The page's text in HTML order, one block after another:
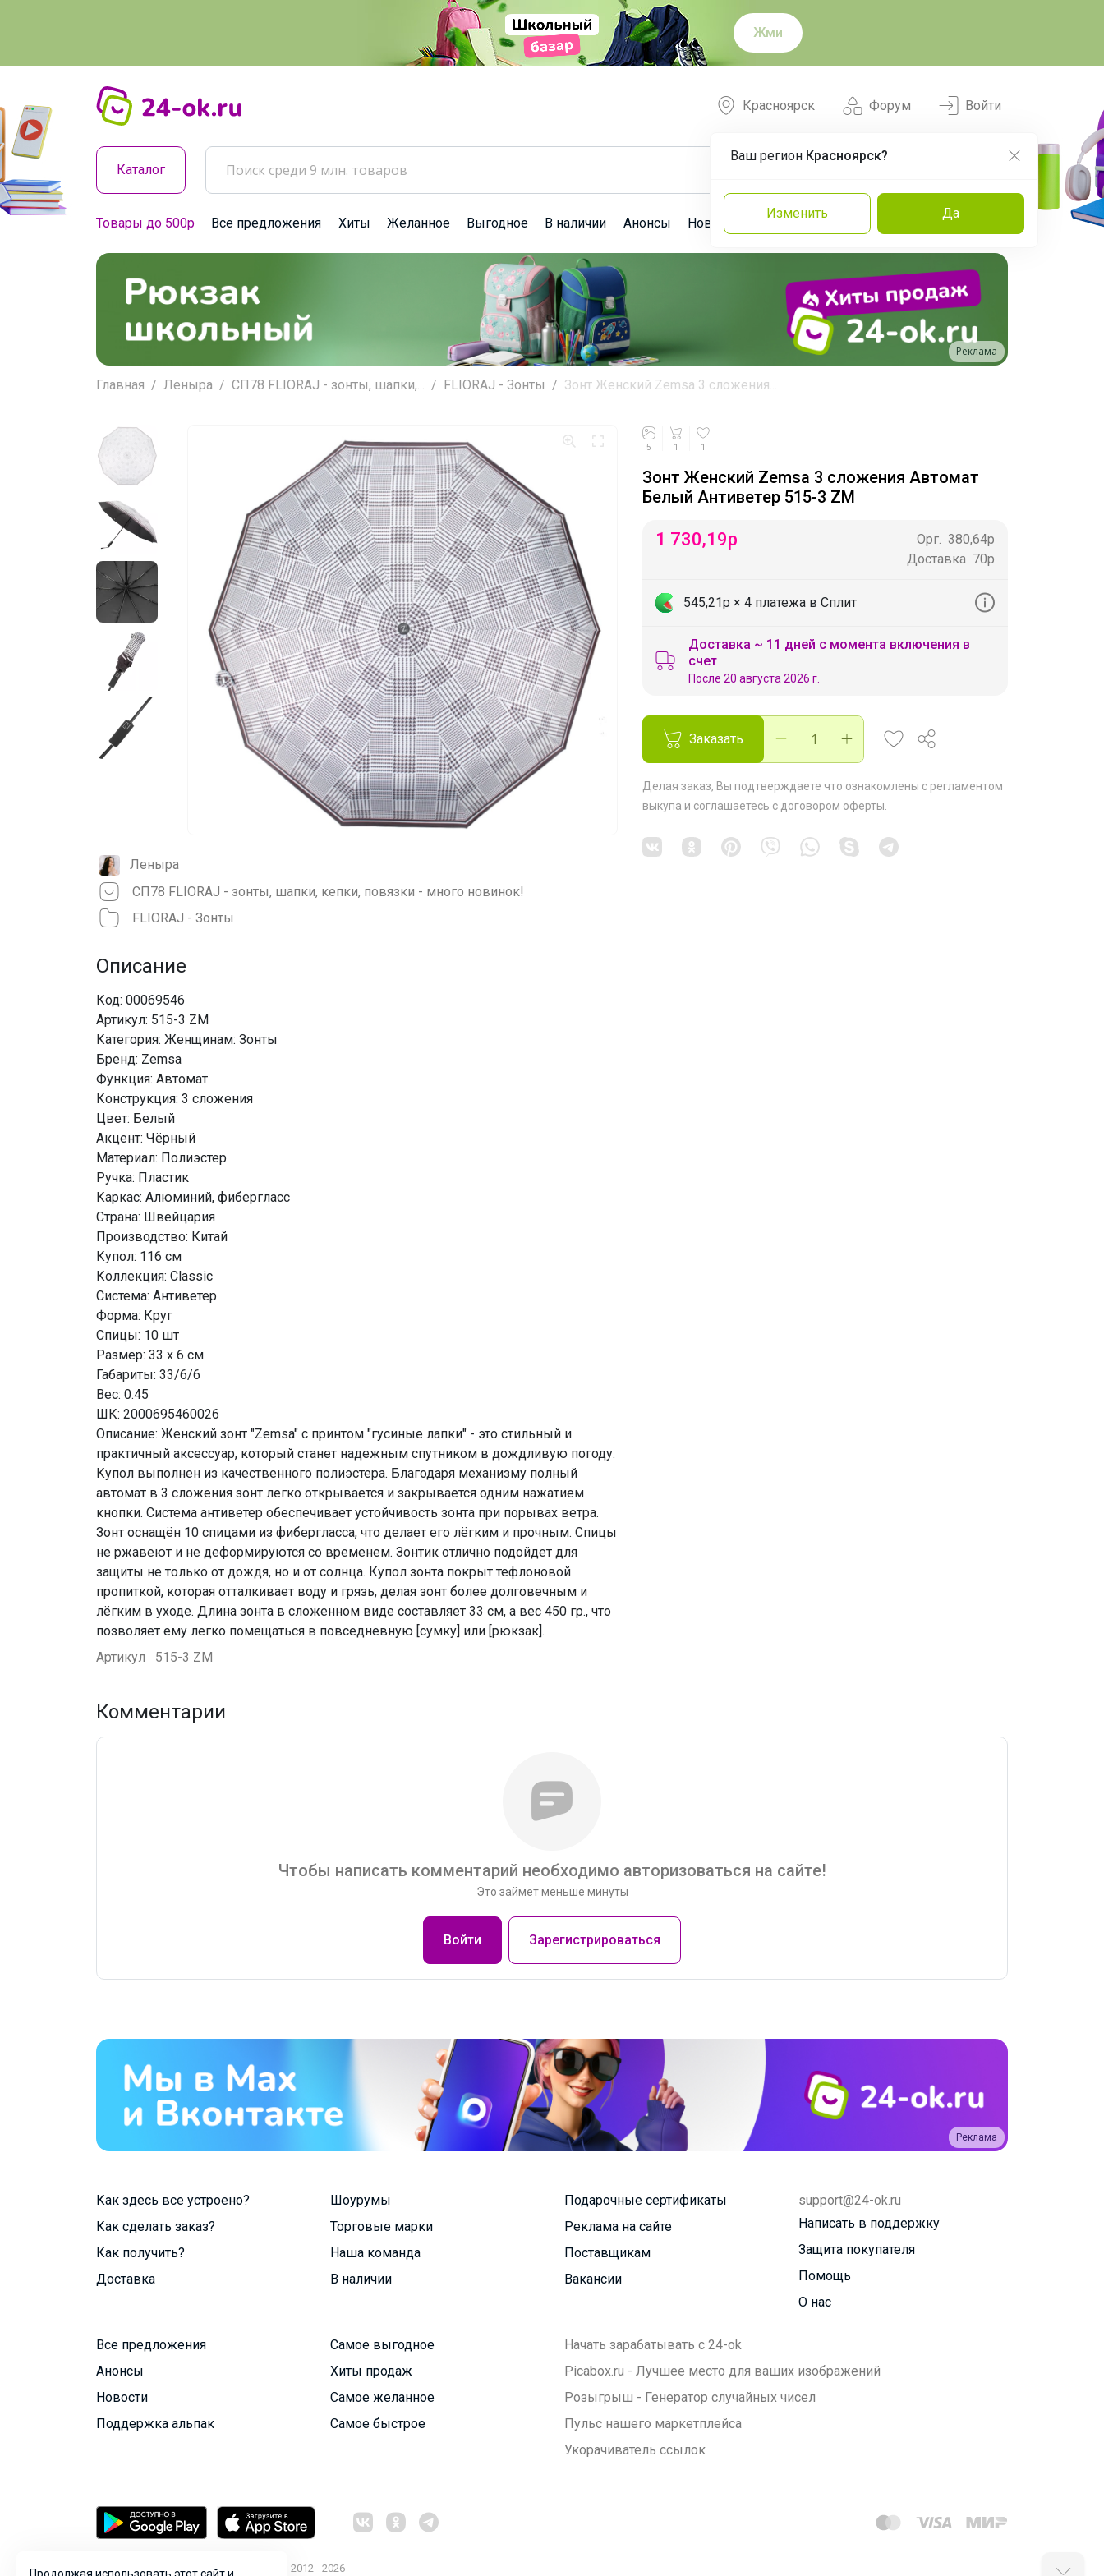
Жми
Форум
Красноярск
Ваш регион Красноярск?
Изменить Да
Войти
Каталог
Товары до 500р Все предложения Хиты Желанное Выгодное В наличии Анонсы Новости Команда Эксперты
Реклама
Главная Леныра СП78 FLIORAJ - зонты, шапки,... FLIORAJ - Зонты Зонт Женский Zemsa 3 сложения...
Леныра
СП78 FLIORAJ - зонты, шапки, кепки, повязки - много новинок!
FLIORAJ - Зонты
Описание
Код: 00069546
Артикул: 515-3 ZM
Категория: Женщинам: Зонты
Бренд: Zemsa
Функция: Автомат
Конструкция: 3 сложения
Цвет: Белый
Акцент: Чёрный
Материал: Полиэстер
Ручка: Пластик
Каркас: Алюминий, фибергласс
Страна: Швейцария
Производство: Китай
Купол: 116 см
Коллекция: Classic
Система: Антиветер
Форма: Круг
Спицы: 10 шт
Размер: 33 x 6 см
Габариты: 33/6/6
Вес: 0.45
ШК: 2000695460026
Описание: Женский зонт "Zemsa" с принтом "гусиные лапки" - это стильный и
практичный аксессуар, который станет надежным спутником в дождливую погоду.
Купол выполнен из качественного полиэстера. Благодаря механизму полный
автомат в 3 сложения зонт легко открывается и закрывается одним нажатием
кнопки. Система антиветер обеспечивает устойчивость зонта при порывах ветра.
Зонт оснащён 10 спицами из фибергласса, что делает его лёгким и прочным. Спицы
не ржавеют и не деформируются со временем. Зонтик отлично подойдет для
защиты не только от дождя, но и от солнца. Купол зонта покрыт тефлоновой
пропиткой, которая отталкивает воду и грязь, делая зонт более долговечным и
лёгким в уходе. Длина зонта в сложенном виде составляет 33 см, а вес 450 гр., что
позволяет ему легко помещаться в повседневную [сумку] или [рюкзак].
Артикул
515-3 ZM
5 1 1
Зонт Женский Zemsa 3 сложения Автомат
Белый Антиветер 515-3 ZM
1 730,19р Орг. 380,64р
Доставка 70р
545,21р × 4 платежа в Сплит
Доставка ~ 11 дней с момента включения в
счет
После 20 августа 2026 г.
Заказать
Делая заказ, Вы подтверждаете что ознакомлены с регламентом
выкупа и соглашаетесь с договором оферты
Комментарии
Чтобы написать комментарий необходимо авторизоваться на сайте!
Это займет меньше минуты
Войти Зарегистрироваться
Реклама
Как здесь все устроено?
Как сделать заказ?
Как получить?
Доставка
Шоурумы
Торговые марки
Наша команда
В наличии
Подарочные сертификаты
Реклама на сайте
Поставщикам
Вакансии
support@24-ok.ru
Написать в поддержку
Защита покупателя
Помощь
О нас
Все предложения
Анонсы
Новости
Поддержка альпак
Самое выгодное
Хиты продаж
Самое желанное
Самое быстрое
Начать зарабатывать с 24-ok
Picabox.ru - Лучшее место для ваших изображений
Розыгрыш - Генератор случайных чисел
Пульс нашего маркетплейса
Укорачиватель ссылок
© ООО "Лявита", ОГРН 1122468054070, 2012 - 2026